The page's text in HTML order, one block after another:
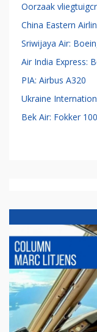
Oorzaak
China Eastern
Sriwijaya Air:
Air India Express:
PIA: Airbus A320
Ukraine
Bek Air: Fokker 100